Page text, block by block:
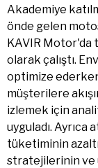
Akademiye
önde gelen
KAVIR
olarak çalıştı.
optimize
müşterilere
izlemek için
uyguladı. Ayrıca
tüketiminin
stratejilerinin ve